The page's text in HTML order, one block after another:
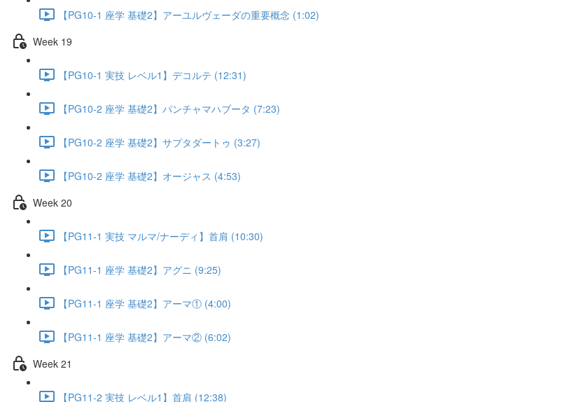
【PG10-1 座学 基礎2】アーユルヴェーダの重要概念 (1:02)
Week 19
【PG10-1 実技 レベル1】デコルテ (12:31)
【PG10-2 座学 基礎2】パンチャマハブータ (7:23)
【PG10-2 座学 基礎2】サプタダートゥ (3:27)
【PG10-2 座学 基礎2】オージャス (4:53)
Week 20
【PG11-1 実技 マルマ/ナーディ】首肩 (10:30)
【PG11-1 座学 基礎2】アグニ (9:25)
【PG11-1 座学 基礎2】アーマ① (4:00)
【PG11-1 座学 基礎2】アーマ② (6:02)
Week 21
【PG11-2 実技 レベル1】首肩 (12:38)